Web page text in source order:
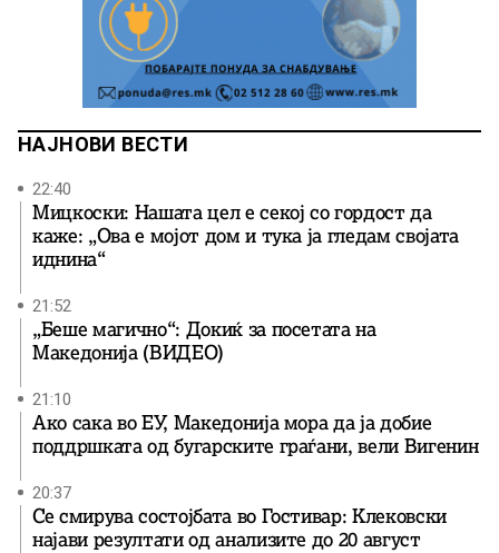
НАЈНОВИ ВЕСТИ
22:40
Мицкоски: Нашата цел е секој со гордост да
каже: „Ова е мојот дом и тука ја гледам својата
иднина“
21:52
„Беше магично“: Докиќ за посетата на
Македонија (ВИДЕО)
21:10
Ако сака во ЕУ, Македонија мора да ја добие
поддршката од бугарските граѓани, вели Вигенин
20:37
Се смирува состојбата во Гостивар: Клековски
најави резултати од анализите до 20 август